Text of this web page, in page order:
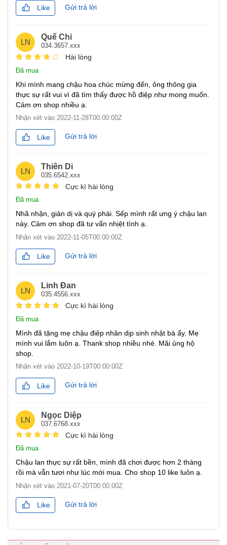
Like Gửi trả lời
LN
Quế Chi
034.3657.xxx
Hài lòng
Đã mua
Khi mình mang chậu hoa chúc mừng đến, ông thông gia
thực sự rất vui vì đã tìm thấy được hồ điệp như mong muốn.
Cảm ơn shop nhiều ạ.
Nhận xét vào 2022-11-28T00:00:00Z
Like Gửi trả lời
LN
Thiên Di
035.6542.xxx
Cực kì hài lòng
Đã mua
Nhã nhặn, giản dị và quý phái. Sếp mình rất ưng ý chậu lan
này. Cảm ơn shop đã tư vấn nhịệt tình ạ.
Nhận xét vào 2022-11-05T00:00:00Z
Like Gửi trả lời
LN
Linh Đan
035.4556.xxx
Cực kì hài lòng
Đã mua
Mình đã tặng mẹ chậu điệp nhân dịp sinh nhật bà ấy. Mẹ
mình vui lắm luôn ạ. Thank shop nhiều nhé. Mãi ủng hộ
shop.
Nhận xét vào 2022-10-19T00:00:00Z
Like Gửi trả lời
LN
Ngọc Diệp
037.6768.xxx
Cực kì hài lòng
Đã mua
Chậu lan thực sự rất bền, mình đã chơi được hơn 2 tháng
rồi mà vẫn tươi như lúc mới mua. Cho shop 10 like luôn ạ.
Nhận xét vào 2021-07-20T00:00:00Z
Like Gửi trả lời